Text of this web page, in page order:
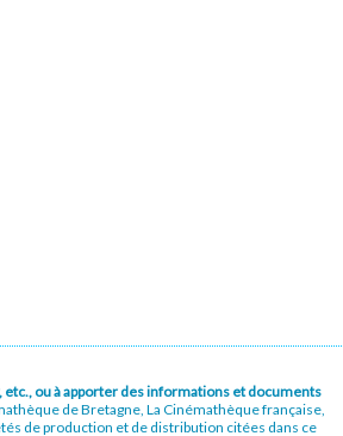
ou à apporter des informations et documents
de Bretagne, La Cinémathèque française,
de production et de distribution citées dans ce